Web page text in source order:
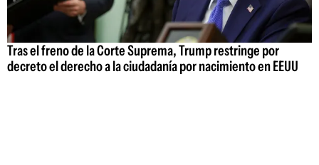
Tras el freno de la Corte Suprema, Trump restringe por
decreto el derecho a la ciudadanía por nacimiento en EEUU